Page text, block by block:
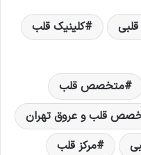
کلینیک قلب
متخصص قلب
قلب و عروق تهران
مرکز قلب